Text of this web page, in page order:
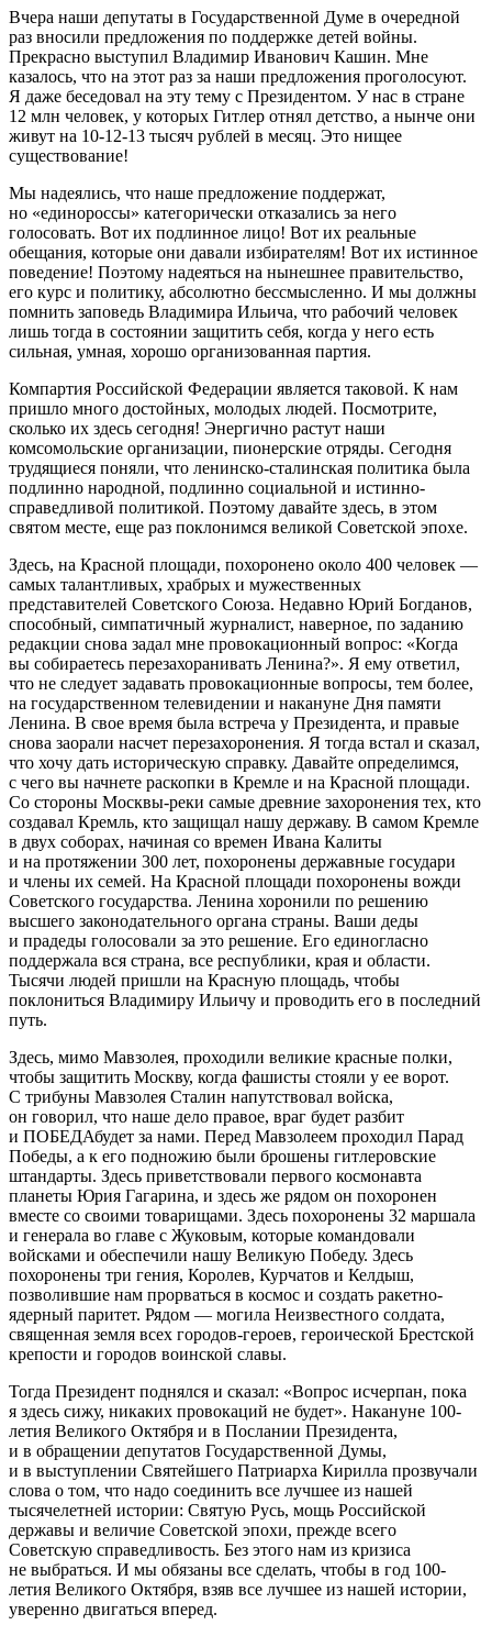
Вчера наши депутаты в Государственной Думе в очередной
раз вносили предложения по поддержке детей войны.
Прекрасно выступил Владимир Иванович Кашин. Мне
казалось, что на этот раз за наши предложения проголосуют.
Я даже беседовал на эту тему с Президентом. У нас в стране
12 млн человек, у которых Гитлер отнял детство, а нынче они
живут на 10-12-13 тысяч рублей в месяц. Это нищее
существование!
Мы надеялись, что наше предложение поддержат,
но «единороссы» категорически отказались за него
голосовать. Вот их подлинное лицо! Вот их реальные
обещания, которые они давали избирателям! Вот их истинное
поведение! Поэтому надеяться на нынешнее правительство,
его курс и политику, абсолютно бессмысленно. И мы должны
помнить заповедь Владимира Ильича, что рабочий человек
лишь тогда в состоянии защитить себя, когда у него есть
сильная, умная, хорошо организованная партия.
Компартия Российской Федерации является таковой. К нам
пришло много достойных, молодых людей. Посмотрите,
сколько их здесь сегодня! Энергично растут наши
комсомольские организации, пионерские отряды. Сегодня
трудящиеся поняли, что ленинско-сталинская политика была
подлинно народной, подлинно социальной и истинно-
справедливой политикой. Поэтому давайте здесь, в этом
святом месте, еще раз поклонимся великой Советской эпохе.
Здесь, на Красной площади, похоронено около 400 человек —
самых талантливых, храбрых и мужественных
представителей Советского Союза. Недавно Юрий Богданов,
способный, симпатичный журналист, наверное, по заданию
редакции снова задал мне провокационный вопрос: «Когда
вы собираетесь перезахоранивать Ленина?». Я ему ответил,
что не следует задавать провокационные вопросы, тем более,
на государственном телевидении и накануне Дня памяти
Ленина. В свое время была встреча у Президента, и правые
снова заорали насчет перезахоронения. Я тогда встал и сказал,
что хочу дать историческую справку. Давайте определимся,
с чего вы начнете раскопки в Кремле и на Красной площади.
Со стороны Москвы-реки самые древние захоронения тех, кто
создавал Кремль, кто защищал нашу державу. В самом Кремле
в двух соборах, начиная со времен Ивана Калиты
и на протяжении 300 лет, похоронены державные государи
и члены их семей. На Красной площади похоронены вожди
Советского государства. Ленина хоронили по решению
высшего законодательного органа страны. Ваши деды
и прадеды голосовали за это решение. Его единогласно
поддержала вся страна, все республики, края и области.
Тысячи людей пришли на Красную площадь, чтобы
поклониться Владимиру Ильичу и проводить его в последний
путь.
Здесь, мимо Мавзолея, проходили великие красные полки,
чтобы защитить Москву, когда фашисты стояли у ее ворот.
С трибуны Мавзолея Сталин напутствовал войска,
он говорил, что наше дело правое, враг будет разбит
и ПОБЕДАбудет за нами. Перед Мавзолеем проходил Парад
Победы, а к его подножию были брошены гитлеровские
штандарты. Здесь приветствовали первого космонавта
планеты Юрия Гагарина, и здесь же рядом он похоронен
вместе со своими товарищами. Здесь похоронены 32 маршала
и генерала во главе с Жуковым, которые командовали
войсками и обеспечили нашу Великую Победу. Здесь
похоронены три гения, Королев, Курчатов и Келдыш,
позволившие нам прорваться в космос и создать ракетно-
ядерный паритет. Рядом — могила Неизвестного солдата,
священная земля всех городов-героев, героической Брестской
крепости и городов воинской славы.
Тогда Президент поднялся и сказал: «Вопрос исчерпан, пока
я здесь сижу, никаких провокаций не будет». Накануне 100-
летия Великого Октября и в Послании Президента,
и в обращении депутатов Государственной Думы,
и в выступлении Святейшего Патриарха Кирилла прозвучали
слова о том, что надо соединить все лучшее из нашей
тысячелетней истории: Святую Русь, мощь Российской
державы и величие Советской эпохи, прежде всего
Советскую справедливость. Без этого нам из кризиса
не выбраться. И мы обязаны все сделать, чтобы в год 100-
летия Великого Октября, взяв все лучшее из нашей истории,
уверенно двигаться вперед.